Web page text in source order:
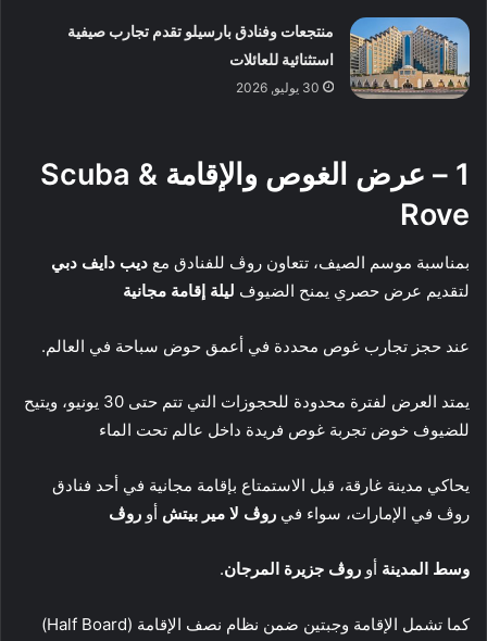
منتجعات وفنادق بارسيلو تقدم تجارب صيفية
استثنائية للعائلات
30 يوليو, 2026
1 – عرض الغوص والإقامة Scuba &
Rove
بمناسبة موسم الصيف، تتعاون روڤ للفنادق مع ديب دايف دبي
لتقديم عرض حصري يمنح الضيوف ليلة إقامة مجانية
عند حجز تجارب غوص محددة في أعمق حوض سباحة في العالم.
يمتد العرض لفترة محدودة للحجوزات التي تتم حتى 30 يونيو، ويتيح
للضيوف خوض تجربة غوص فريدة داخل عالم تحت الماء
يحاكي مدينة غارقة، قبل الاستمتاع بإقامة مجانية في أحد فنادق
روڤ في الإمارات، سواء في روڤ لا مير بيتش أو روڤ
وسط المدينة أو روڤ جزيرة المرجان.
كما تشمل الإقامة وجبتين ضمن نظام نصف الإقامة (Half Board)